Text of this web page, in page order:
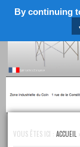
Menu
to
VOUS ÊTES ICI :ACCUEIL
By continuing